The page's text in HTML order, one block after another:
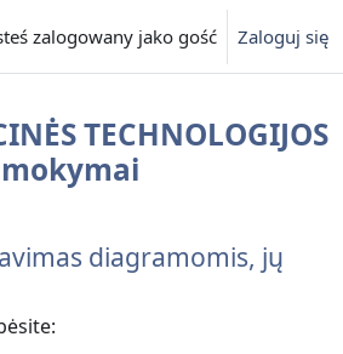
zalogowany jako gość Zaloguj się
TECHNOLOGIJOS
diagramomis, jų